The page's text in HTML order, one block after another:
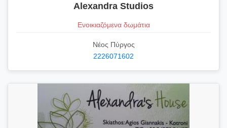
Alexandra Studios
Ενοικιαζόμενα δωμάτια
Νέος Πύργος
2226071602